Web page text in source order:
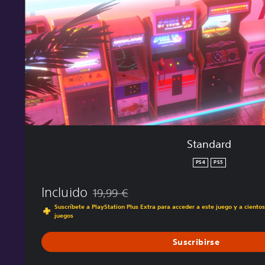
d
Standard
PS4 PS5
Incluido Rebajado del precio original de 19,99 €
19,99 €
Suscríbete a PlayStation Plus Extra para acceder a este juego y a
juegos
Suscribirse